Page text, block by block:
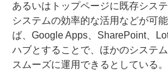
あるいはトップページに既存シス
システムの効率的な活用などが可
ば、Google Apps、SharePoint、
ハブとすることで、ほかのシステ
スムーズに運用できるとしている。